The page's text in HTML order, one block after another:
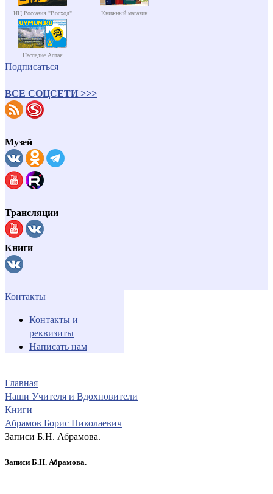
ИЦ Россазия "Восход" Книжный магазин
Наследие Алтая
Подписаться
ВСЕ СОЦСЕТИ >>>
Музей
Трансляции
Книги
Контакты
Контакты и
реквизиты
Написать нам
Главная
Наши Учителя и Вдохновители
Книги
Абрамов Борис Николаевич
Записи Б.Н. Абрамова.
Записи Б.Н. Абрамова.